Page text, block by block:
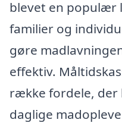
blevet en populær
familier og
gøre
effektiv.
række fordele, der
daglige